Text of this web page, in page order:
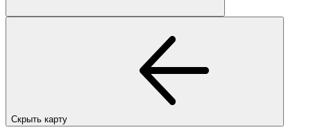
Скрыть карту